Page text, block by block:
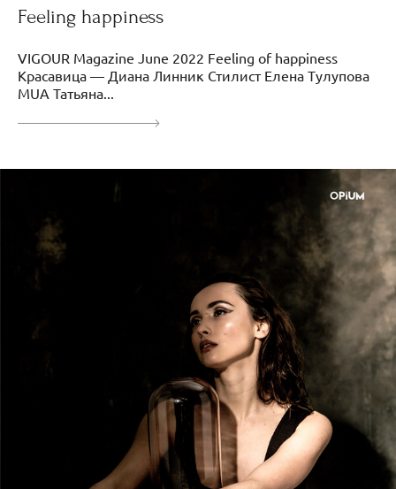
Feeling happiness
VIGOUR Magazine June 2022 Feeling of happiness
Красавица — Диана Линник Стилист Елена Тулупова
MUA Татьяна...